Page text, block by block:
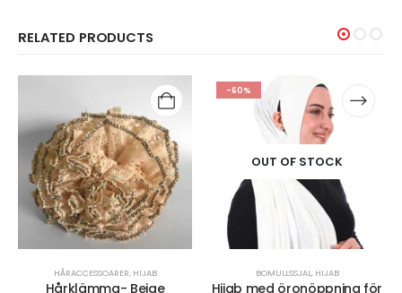
RELATED PRODUCTS
HÅRACCESSOARER, HIJAB
Hårklämma- Beige
-60%
OUT OF STOCK
BOMULLSSJAL , HIJAB
Hijab med öronöppning för